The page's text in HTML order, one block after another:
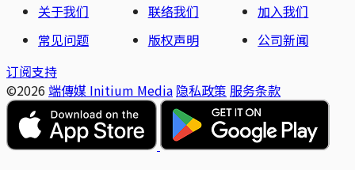
关于我们
联络我们
加入我们
常见问题
版权声明
公司新闻
订阅支持
©2026 端傳媒 Initium Media 隐私政策 服务条款